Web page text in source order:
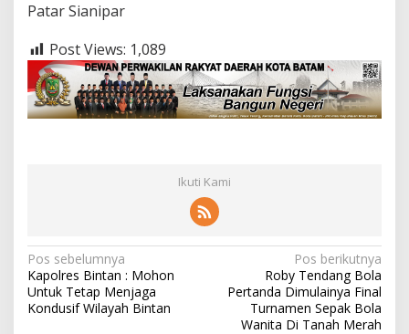
Patar Sianipar
Post Views: 1,089
Ikuti Kami
N
a
v
Pos sebelumnya
Kapolres Bintan : Mohon
Untuk Tetap Menjaga
Kondusif Wilayah Bintan
Pos berikutnya
Roby Tendang Bola
Pertanda Dimulainya Final
Turnamen Sepak Bola
Wanita Di Tanah Merah